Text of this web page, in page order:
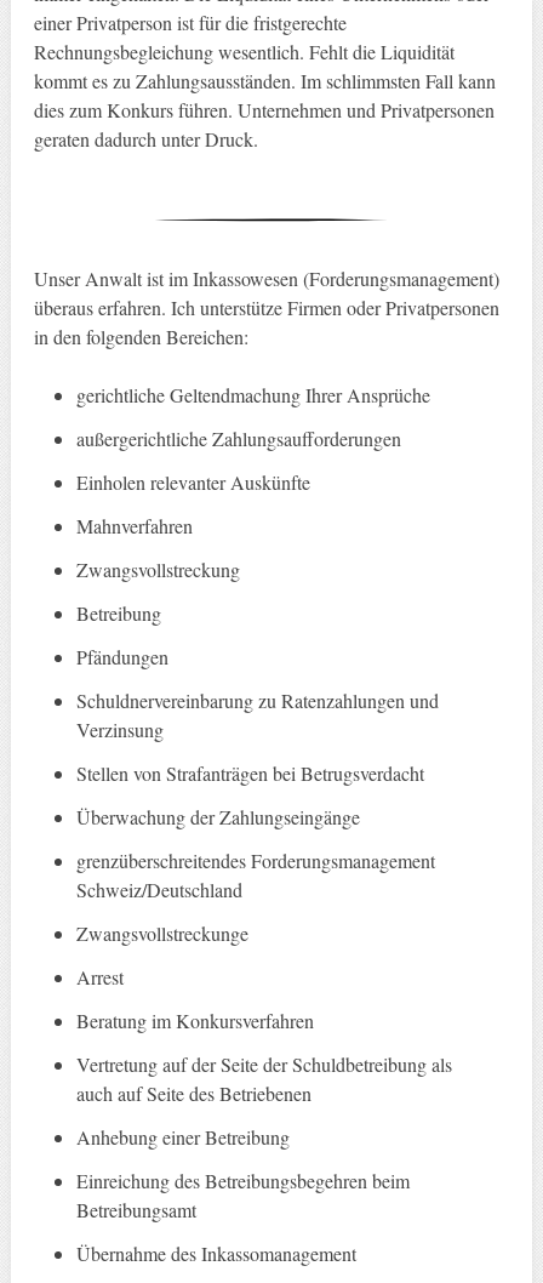
einer Privatperson ist für die fristgerechte
Rechnungsbegleichung wesentlich. Fehlt die Liquidität
kommt es zu Zahlungsausständen. Im schlimmsten Fall kann
dies zum Konkurs führen. Unternehmen und Privatpersonen
geraten dadurch unter Druck.
Unser Anwalt ist im Inkassowesen (Forderungsmanagement)
überaus erfahren. Ich unterstütze Firmen oder Privatpersonen
in den folgenden Bereichen:
gerichtliche Geltendmachung Ihrer Ansprüche
außergerichtliche Zahlungsaufforderungen
Einholen relevanter Auskünfte
Mahnverfahren
Zwangsvollstreckung
Betreibung
Pfändungen
Schuldnervereinbarung zu Ratenzahlungen und
Verzinsung
Stellen von Strafanträgen bei Betrugsverdacht
Überwachung der Zahlungseingänge
grenzüberschreitendes Forderungsmanagement
Schweiz/Deutschland
Zwangsvollstreckunge
Arrest
Beratung im Konkursverfahren
Vertretung auf der Seite der Schuldbetreibung als
auch auf Seite des Betriebenen
Anhebung einer Betreibung
Einreichung des Betreibungsbegehren beim
Betreibungsamt
Übernahme des Inkassomanagement